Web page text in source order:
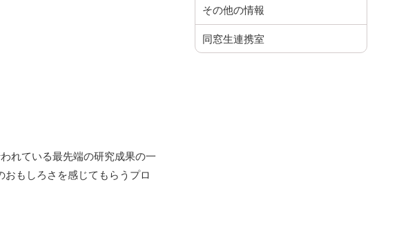
れている最先端の研究成果の一
もしろさを感じてもらうプロ
その他の情報
同窓生連携室